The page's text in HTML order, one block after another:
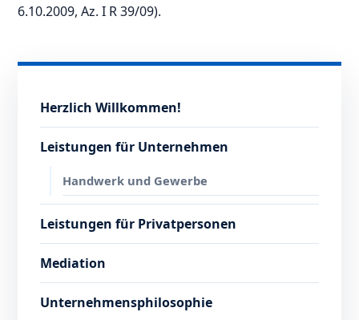
6.10.2009, Az. I R 39/09).
Herzlich Willkommen!
Leistungen für Unternehmen
Handwerk und Gewerbe
Leistungen für Privatpersonen
Mediation
Unternehmensphilosophie